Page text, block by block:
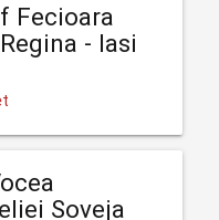
Fecioara
- Iasi
Soveja